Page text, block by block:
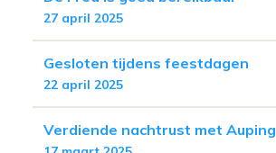
27 april 2025
Gesloten tijdens feestdagen
22 april 2025
Verdiende nachtrust met Auping